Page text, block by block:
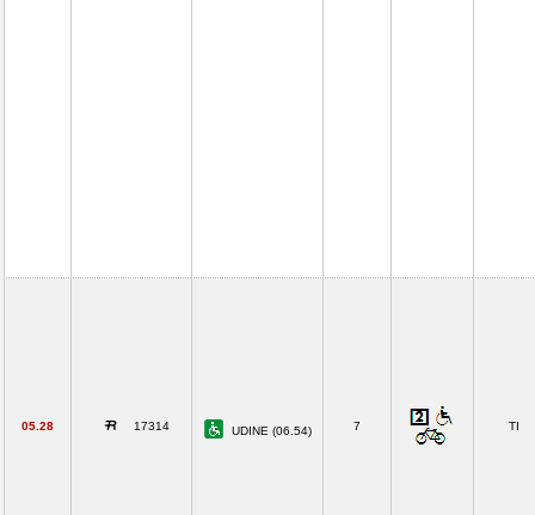
05.28 17314 UDINE (06.54) 7 TI